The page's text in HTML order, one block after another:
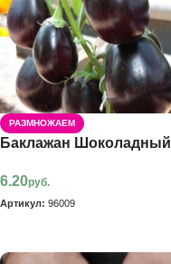
РАЗМНОЖАЕМ
Баклажан Шоколадный
6.20руб.
Артикул: 96009